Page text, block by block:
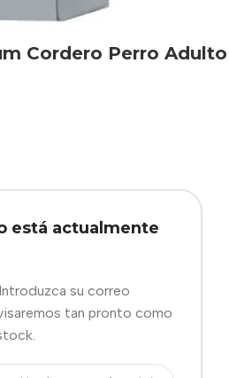
Cordero Perro Adulto
está actualmente
su correo
tan pronto como